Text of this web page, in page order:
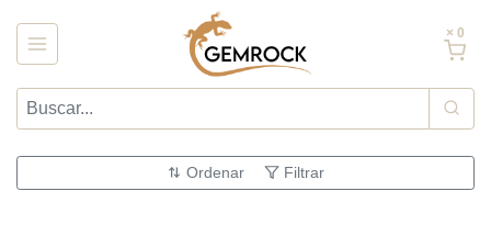
× 0
Ordenar Filtrar